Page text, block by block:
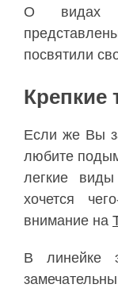
О видах
посвятили
Крепкие
Если же Вы
любите
легкие
хочется
внимание на
В линейке